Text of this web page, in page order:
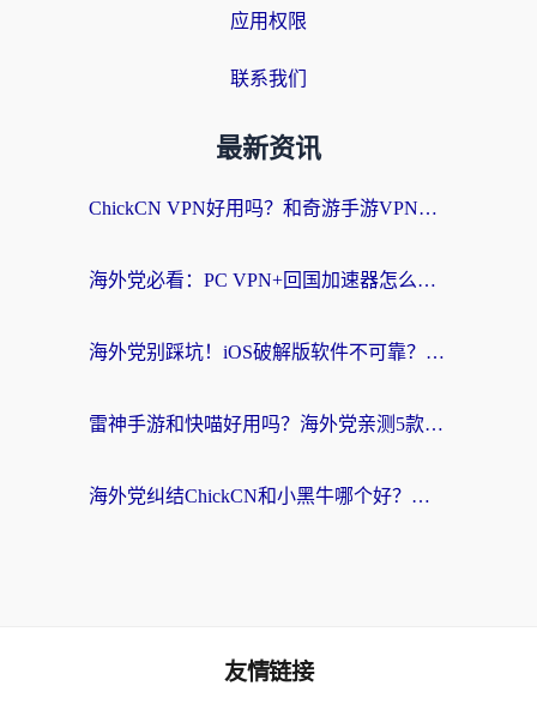
应用权限
联系我们
最新资讯
ChickCN VPN好用吗？和奇游手游VPN对比哪个回国效果更好？海外党亲测实用指南
海外党必看：PC VPN+回国加速器怎么选？无缝访问国内资源全攻略
海外党别踩坑！iOS破解版软件不可靠？教你选对回国加速器无缝看国内资源
雷神手游和快喵好用吗？海外党亲测5款回国加速器，附斧牛Bling对比+微信视频号解决办法
海外党纠结ChickCN和小黑牛哪个好？一篇帮你选对回国加速器的实用指南
友情链接